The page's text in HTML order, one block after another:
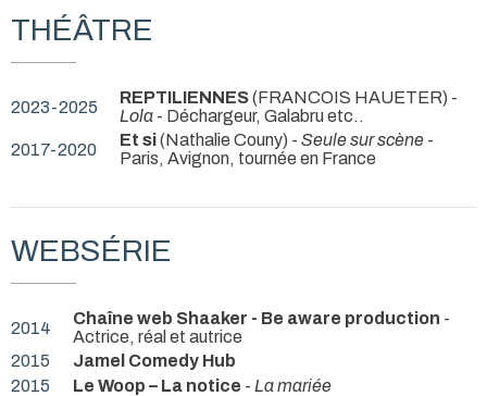
THÉÂTRE
2023-2025 REPTILIENNES(FRANCOIS HAUETER) -
Lola - Déchargeur, Galabru etc..
2017-2020
Et si(Nathalie Couny) - Seule sur scène -
Paris, Avignon, tournée en France
WEBSÉRIE
2014 Chaîne web Shaaker - Be aware production -
Actrice, réal et autrice
2015
Jamel Comedy Hub
2015
Le Woop – La notice - La mariée